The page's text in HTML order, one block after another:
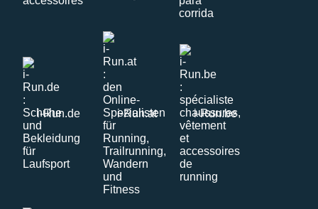
i-Run.de i-Run.at i-Run.be